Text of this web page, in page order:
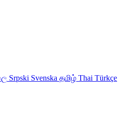
Srpski Svenska தமிழ் Thai Türkçe